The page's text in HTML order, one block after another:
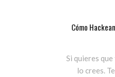
Cómo
Si quieres
lo crees.